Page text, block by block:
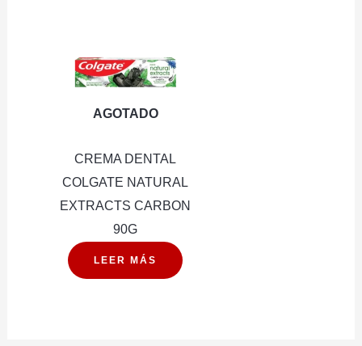
AGOTADO
CREMA DENTAL
COLGATE NATURAL
EXTRACTS CARBON
90G
LEER MÁS